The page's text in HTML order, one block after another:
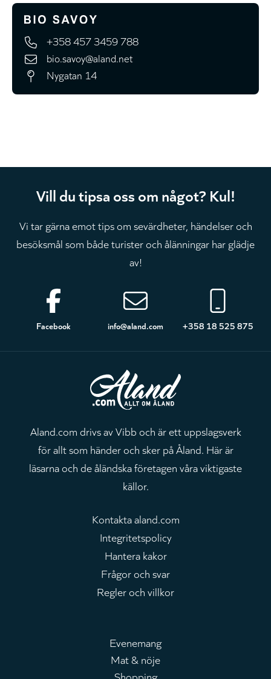
+358 457 3459 788
bio.savoy@aland.net
Nygatan 14
Vill du tipsa oss om något? Kul!
Vi tar gärna emot tips om sevärdheter, händelser och
besöksmål som både turister och ålänningar har glädje
av!
Sidfot
Facebook info@aland.com +358 18 525 875
Aland.com drivs av Vibb och är ett uppslagsverk
för allt som händer och sker på Åland. Här är
läsarna och de åländska företagen våra viktigaste
källor.
Kontakta aland.com
Integritetspolicy
Hantera kakor
Frågor och svar
Regler och villkor
Huvudmeny
Evenemang
Mat & nöje